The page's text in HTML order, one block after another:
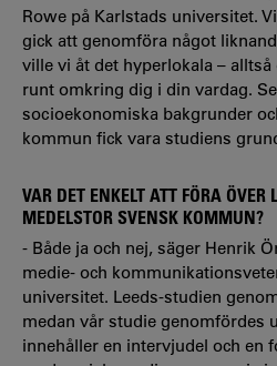
Rowe på Karlstads universitet.
gick att genomföra något
ville vi åt det hyperlokala –
runt omkring dig i din vardag.
socioekonomiska bakgrunder
kommun fick vara studiens
VAR DET ENKELT ATT FÖRA ÖVER
MEDELSTOR SVENSK KOMMUN?
- Både ja och nej, säger Henrik
medie- och
universitet. Leeds-studien
medan vår studie genomfördes
innehåller en intervjudel och en